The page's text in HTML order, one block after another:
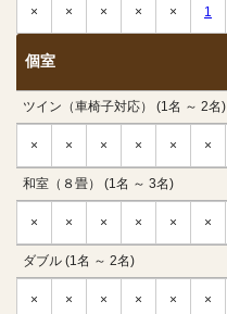
× × × × × 1
個室
ツイン（車椅子対応） (1名 ～ 2名)
× × × × × ×
和室（８畳） (1名 ～ 3名)
× × × × × ×
ダブル (1名 ～ 2名)
× × × × × ×